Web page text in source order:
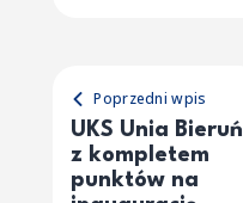
Poprzedni wpis
UKS Unia Bieruń
z kompletem
punktów na